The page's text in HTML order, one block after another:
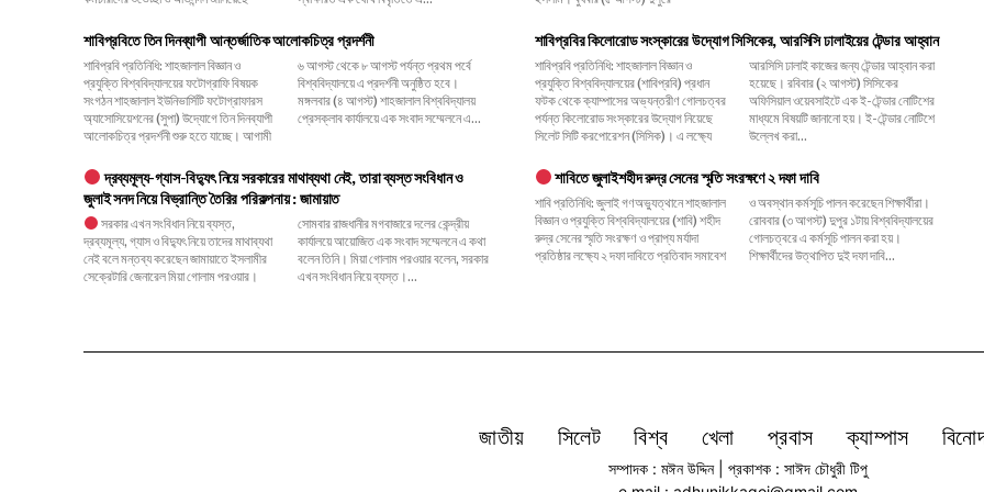
শাবিপ্রবিতে তিন দিনব্যাপী আন্তর্জাতিক আলোকচিত্র প্রদর্শনী
শাবিপ্রবি প্রতিনিধি: শাহজালাল বিজ্ঞান ও
প্রযুক্তি বিশ্ববিদ্যালয়ের ফটোগ্রাফি বিষয়ক
সংগঠন শাহজালাল ইউনিভার্সিটি ফটোগ্রাফারস
অ্যাসোসিয়েশনের (সুপা) উদ্যোগে তিন দিনব্যাপী
আলোকচিত্র প্রদর্শনী শুরু হতে যাচ্ছে। আগামী
৬ আগস্ট থেকে ৮ আগস্ট পর্যন্ত প্রথম পর্বে
বিশ্ববিদ্যালয়ে এ প্রদর্শনী অনুষ্ঠিত হবে।
মঙ্গলবার (৪ আগস্ট) শাহজালাল বিশ্ববিদ্যালয়
প্রেসক্লাব কার্যালয়ে এক সংবাদ সম্মেলনে এ...
শাবিপ্রবির কিলোরোড সংস্কারের উদ্যোগ সিসিকের, আরসিসি ঢালাইয়ের টেন্ডার আহ্বান
শাবিপ্রবি প্রতিনিধি: শাহজালাল বিজ্ঞান ও
প্রযুক্তি বিশ্ববিদ্যালয়ের (শাবিপ্রবি) প্রধান
ফটক থেকে ক্যাম্পাসের অভ্যন্তরীণ গোলচত্বর
পর্যন্ত কিলোরোড সংস্কারের উদ্যোগ নিয়েছে
সিলেট সিটি করপোরেশন (সিসিক)। এ লক্ষ্যে
আরসিসি ঢালাই কাজের জন্য টেন্ডার আহ্বান করা
হয়েছে। রবিবার (২ আগস্ট) সিসিকের
অফিসিয়াল ওয়েবসাইটে এক ই-টেন্ডার নোটিশের
মাধ্যমে বিষয়টি জানানো হয়। ই-টেন্ডার নোটিশে
উল্লেখ করা...
দ্রব্যমূল্য-গ্যাস-বিদ্যুৎ নিয়ে সরকারের মাথাব্যথা নেই, তারা ব্যস্ত সংবিধান ও
জুলাই সনদ নিয়ে বিভ্রান্তি তৈরির পরিকল্পনায় : জামায়াত
সরকার এখন সংবিধান নিয়ে ব্যস্ত,
দ্রব্যমূল্য, গ্যাস ও বিদ্যুৎ নিয়ে তাদের মাথাব্যথা
নেই বলে মন্তব্য করেছেন জামায়াতে ইসলামীর
সেক্রেটারি জেনারেল মিয়া গোলাম পরওয়ার।
সোমবার রাজধানীর মগবাজারে দলের কেন্দ্রীয়
কার্যালয়ে আয়োজিত এক সংবাদ সম্মেলনে এ কথা
বলেন তিনি। মিয়া গোলাম পরওয়ার বলেন, সরকার
এখন সংবিধান নিয়ে ব্যস্ত।...
শাবিতে জুলাইশহীদ রুদ্র সেনের স্মৃতি সংরক্ষণে ২ দফা দাবি
শাবি প্রতিনিধি: জুলাই গণঅভ্যুত্থানে শাহজালাল
বিজ্ঞান ও প্রযুক্তি বিশ্ববিদ্যালয়ের (শাবি) শহীদ
রুদ্র সেনের স্মৃতি সংরক্ষণ ও প্রাপ্য মর্যাদা
প্রতিষ্ঠার লক্ষ্যে ২ দফা দাবিতে প্রতিবাদ সমাবেশ
ও অবস্থান কর্মসূচি পালন করেছেন শিক্ষার্থীরা।
রোববার (৩ আগস্ট) দুপুর ১টায় বিশ্ববিদ্যালয়ের
গোলচত্বরে এ কর্মসূচি পালন করা হয়।
শিক্ষার্থীদের উত্থাপিত দুই দফা দাবি...
জাতীয় সিলেট বিশ্ব খেলা প্রবাস ক্যাম্পাস
সম্পাদক : মঈন উদ্দিন | প্রকাশক : সাঈদ চৌধুরী টিপু